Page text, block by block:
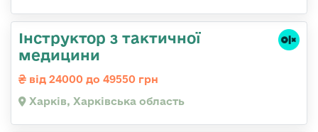
Інструктор з тактичної
медицини
від 24000 до 49550 грн
Харків, Харківська область